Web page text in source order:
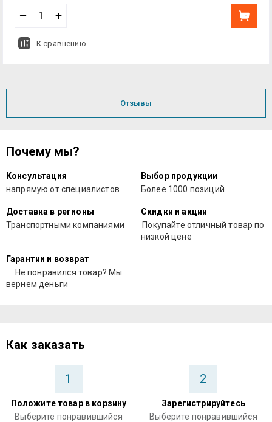
К сравнению
Отзывы
Почему мы?
Консультация
напрямую от специалистов
Выбор продукции
Более 1000 позиций
Доставка в регионы
Транспортными компаниями
Скидки и акции
Покупайте отличный товар по
низкой цене
Гарантии и возврат
Не понравился товар? Мы
вернем деньги
Как заказать
1
Положите товар в корзину
Выберите понравившийся
2
Зарегистрируйтесь
Выберите понравившийся